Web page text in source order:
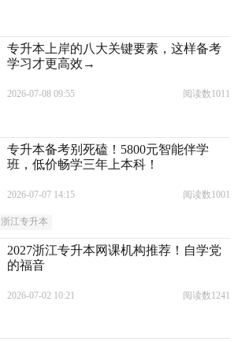
专升本上岸的八大关键要素，这样备考
学习才更高效→
2026-07-08 09:55 阅读数1011
专升本备考别死磕！5800元智能伴学
班，低价畅学三年上本科！
2026-07-07 14:15 阅读数1001
浙江专升本
2027浙江专升本网课机构推荐！自学党
的福音
2026-07-02 10:21 阅读数1241